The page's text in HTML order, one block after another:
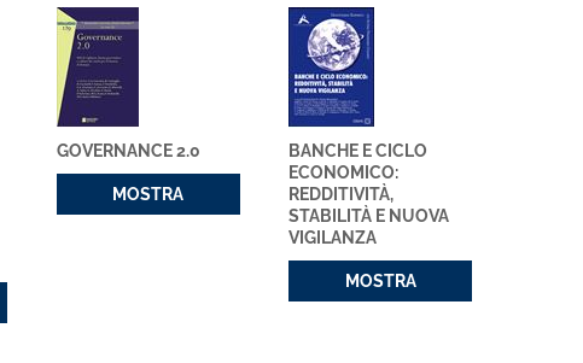
GOVERNANCE 2.0
MOSTRA
BANCHE E CICLO
ECONOMICO:
REDDITIVITÀ,
STABILITÀ E NUOVA
VIGILANZA
MOSTRA